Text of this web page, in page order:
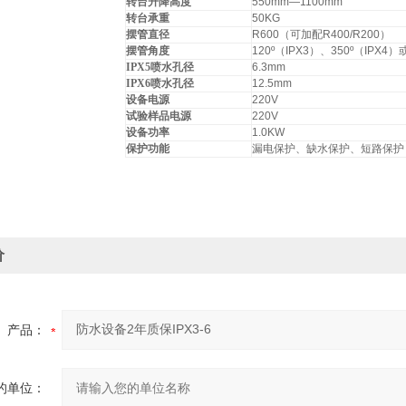
转台承重
50KG
摆管直径
R600（可加配R400/R200）
摆管角度
120º（IPX3）、350º（IPX4）
IPX5喷水孔径
6.3mm
IPX6喷水孔径
12.5mm
设备电源
220V
试验样品电源
220V
设备功率
1.0KW
保护功能
漏电保护、缺水保护、短路保护
产品：
单位：